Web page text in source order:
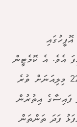
އެވެ. އެ ކޮމެޓީން
ވަނީ އެކި ފަރާތްތަކަށް ބަދަލުގެ ގޮތުގައި 225 މިލިއަނަށް ވުރެ
ފައިސާގެ އިތުރުން
ފަދަ ތަންތަން